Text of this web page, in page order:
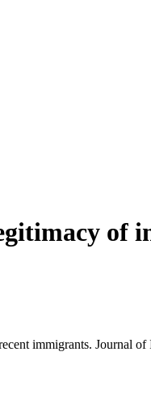
of
immigrants. Journal